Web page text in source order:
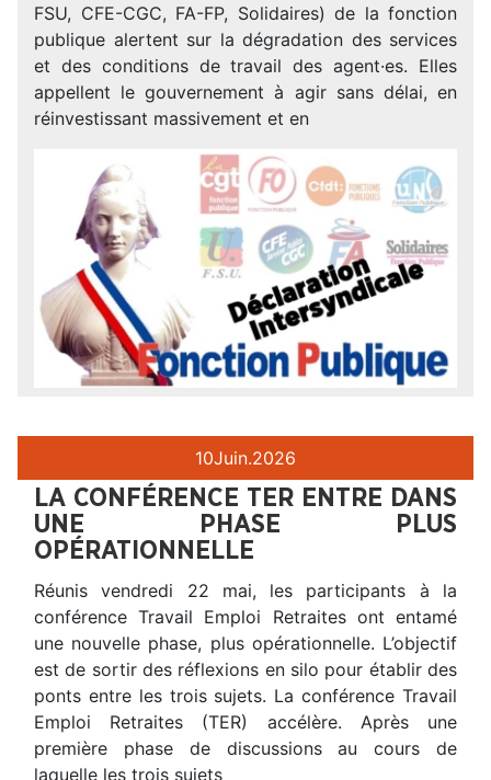
FSU, CFE-CGC, FA-FP, Solidaires) de la fonction
publique alertent sur la dégradation des services
et des conditions de travail des agent·es. Elles
appellent le gouvernement à agir sans délai, en
réinvestissant massivement et en
10Juin.2026
LA CONFÉRENCE TER ENTRE DANS
UNE PHASE PLUS
OPÉRATIONNELLE
Réunis vendredi 22 mai, les participants à la
conférence Travail Emploi Retraites ont entamé
une nouvelle phase, plus opérationnelle. L’objectif
est de sortir des réflexions en silo pour établir des
ponts entre les trois sujets. La conférence Travail
Emploi Retraites (TER) accélère. Après une
première phase de discussions au cours de
laquelle les trois sujets